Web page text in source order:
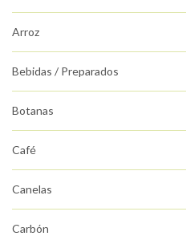
Arroz
Bebidas / Preparados
Botanas
Café
Canelas
Carbón